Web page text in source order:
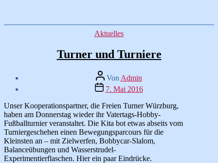
Kategorien
Aktuelles
Turner und Turniere
Beitragsautor
Von Admin
Veröffentlichungsdatum
7. Mai 2016
Unser Kooperationspartner, die Freien Turner Würzburg,
haben am Donnerstag wieder ihr Vatertags-Hobby-
Fußballturnier veranstaltet. Die Kita bot etwas abseits vom
Turniergeschehen einen Bewegungsparcours für die
Kleinsten an – mit Zielwerfen, Bobbycar-Slalom,
Balanceübungen und Wasserstrudel-
Experimentierflaschen. Hier ein paar Eindrücke.